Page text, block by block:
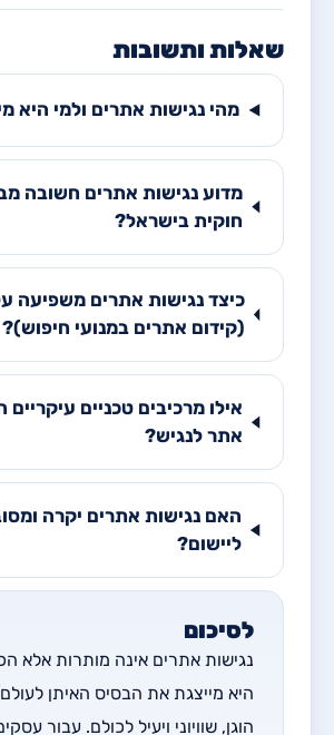
שאלות ותשובות
מהי נגישות אתרים ולמי היא
מדוע נגישות אתרים חשובה
חוקית בישראל?
(קידום אתרים במנועי חיפוש)?
אילו מרכיבים טכניים עיקריים
אתר לנגיש?
האם נגישות אתרים יקרה
ליישום?
לסיכום
נגישות אתרים אינה מותרות אלא
היא מייצגת את הבסיס האיתן לעולם
הוגן, שוויוני ויעיל לכולם. עבור